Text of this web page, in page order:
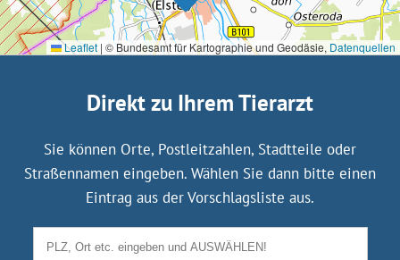
Leaflet | © Bundesamt für Kartographie und Geodäsie, Datenquellen
Direkt zu Ihrem Tierarzt
Sie können Orte, Postleitzahlen, Stadtteile oder
Straßennamen eingeben. Wählen Sie dann bitte einen
Eintrag aus der Vorschlagsliste aus.